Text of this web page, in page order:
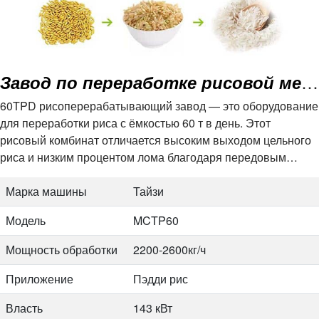
чистая емкость
Чистая емкость
15 т/ч
Размер(Д*Ш*В)
2640*2160*1500мм
Масса
900 кг
Модель
180*2000
Предварительная
чистая емкость
80 т/ч
Чистая емкость
20 т/ч
Власть
0,75*2 кВт
Размер(Д*Ш*В)
2640*2460*1500мм
Завод по переработке рисовой мельницы мощностью 60 тонн в день
60TPD рисоперерабатывающий завод — это оборудование
для переработки риса с ёмкостью 60 т в день. Этот
рисовый комбинат отличается высоким выходом цельного
риса и низким процентом лома благодаря передовым
риса…
Марка машины
Тайзи
Модель
MCTP60
Мощность обработки
2200-2600кг/ч
Приложение
Пэдди рис
Власть
143 кВт